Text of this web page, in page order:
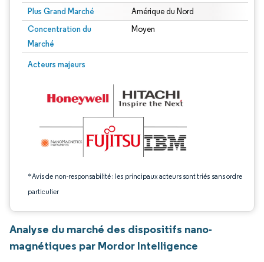
Plus Grand Marché Amérique du Nord
Concentration du
Marché
Moyen
Acteurs majeurs
*Avis de non-responsabilité : les principaux acteurs sont triés sans ordre
particulier
Image © Mordor Intelligence. La réutilisation nécessite une attribution sous CC
Analyse du marché des dispositifs nano-
magnétiques par Mordor Intelligence